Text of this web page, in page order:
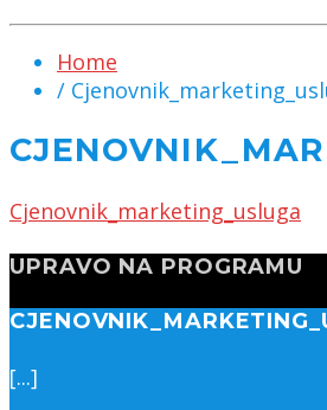
Home
/
Cjenovnik_marketing_usluga
UPRAVO NA PROGRAMU
[...]